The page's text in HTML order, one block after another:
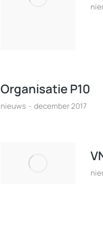
Organisatie P10
nieuws december 2017